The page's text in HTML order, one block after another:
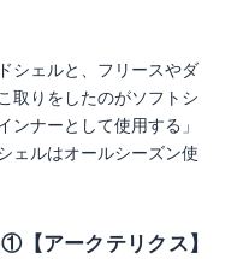
シェルと、フリースやダ
取りをしたのがソフトシ
ンナーとして使用する」
ェルはオールシーズン使
【アークテリクス】